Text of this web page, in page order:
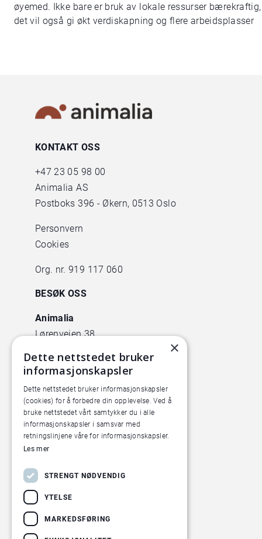
øyemed. Ikke bare er bruk av lokale ressurser bærekraftig,
det vil også gi økt verdiskapning og flere arbeidsplasser
KONTAKT OSS
+47 23 05 98 00
Animalia AS
Postboks 396 - Økern, 0513 Oslo
Personvern
Cookies
Org. nr. 919 117 060
BESØK OSS
Animalia
Lørenveien 38
Pilotanlegget
Økern Torgvei 13,
inngang B
×
Dette nettstedet bruker
informasjonskapsler
Dette nettstedet bruker informasjonskapsler
(cookies) for å forbedre din opplevelse. Ved å
bruke nettstedet vårt samtykker du i alle
informasjonskapsler i samsvar med
retningslinjene våre for informasjonskapsler.
Les mer
STRENGT NØDVENDIG
YTELSE
MARKEDSFØRING